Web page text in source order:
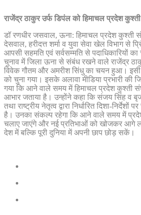
राजेंद्र ठाकुर उर्फ डिपंल को हिमाचल प्रदेश
डॉ रणधीर जसवाल, ऊना: हिमाचल प्रदेश कुश्ती
देसवाल, हरीदत्त शर्मा व युवा सेवा खेल विभाग से
आपसी सहमति एवं सर्वसम्मति से पदाधिकारियों
चुनाव में जिला ऊना से संबंध रखने वाले राजेंद्र
विवेक गौतम और अमरीश सिंधु का चयन हुआ। इसी
को चुना गया। इसके अलावा मीडिया प्रभारी की
गया कि आने वाले समय में हिमाचल प्रदेश कुश्ती
आभार जताया है। उन्होंने कहा कि संजय सिंह व
तथा राष्ट्रीय नेतृत्व द्वारा निर्धारित दिशा-
है। उनका संकल्प रहेगा कि आने वाले समय में प्रदेश
चलाए जाएंगे और नई प्रतिभाओं को खोजकर आगे
देश में बल्कि पूरी दुनिया में अपनी छाप छोड़ सकें।